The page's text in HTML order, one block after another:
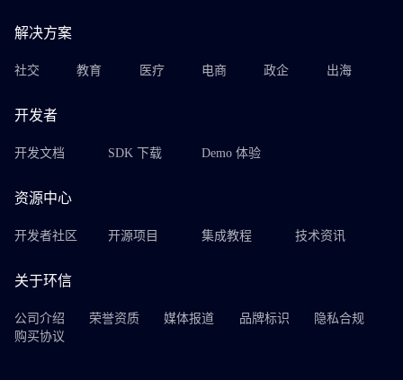
解决方案
社交 教育 医疗 电商 政企 出海
开发者
开发文档 SDK 下载 Demo 体验
资源中心
开发者社区 开源项目 集成教程 技术资讯
关于环信
公司介绍 荣誉资质 媒体报道 品牌标识
隐私合规
购买协议